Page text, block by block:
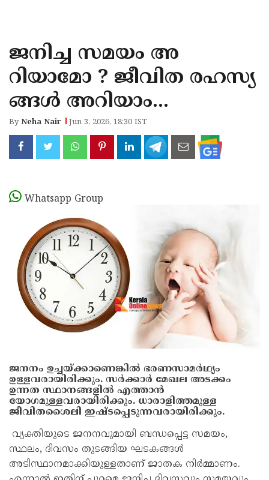
KANNUR
KASARAGOD
ജനിച്ച സമയം അ
റിയാമോ ? ജീവിത രഹസ്യ
ങ്ങൾ അറിയാം...
ByNeha Nair Jun 3, 2026, 18:30 IST
Whatsapp Group
ജനനം ഉച്ചയ്ക്കാണെങ്കിൽ ഭരണസാമർഥ്യം
ഉള്ളവരായിരിക്കും. സർക്കാർ മേഖല അടക്കം
ഉന്നത സ്ഥാനങ്ങളിൽ എത്താൻ
യോഗമുള്ളവരായിരിക്കും. ധാരാളിത്തമുള്ള
ജീവിതശൈലി ഇഷ്ടപ്പെടുന്നവരായിരിക്കും.
വ്യക്തിയുടെ ജനനവുമായി ബന്ധപ്പെട്ട സമയം,
സ്ഥലം, ദിവസം തുടങ്ങിയ ഘടകങ്ങൾ
അടിസ്ഥാനമാക്കിയുള്ളതാണ് ജാതക നിർമ്മാണം.